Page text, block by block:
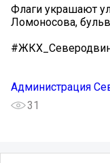
Флаги украшают
Ломоносова,
Администрация
31